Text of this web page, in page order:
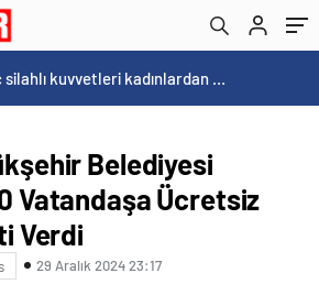
Norweç silahlı kuvvetleri kadınlardan oluşan özel kuvvetler eğitimlerini başlattı.
Belediyesi
Vatandaşa Ücretsiz
Verdi
29 Aralık 2024 23:17